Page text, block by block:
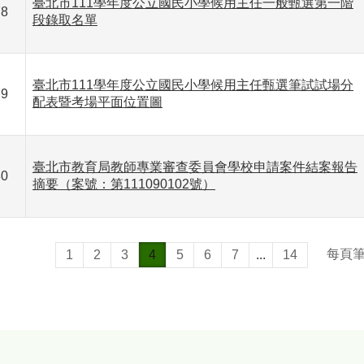
臺北市111學年度公立國民小學候用主任一般甄選第一階
段錄取名單
臺北市111學年度公立國民小學候用主任甄選筆試試場分
配表暨考場平面位置圖
臺北市教育局教師專業審查委員會學校申請案件結案報告
摘要（案號：第111090102號）
1 2 3 4 5 6 7 ... 14 每頁